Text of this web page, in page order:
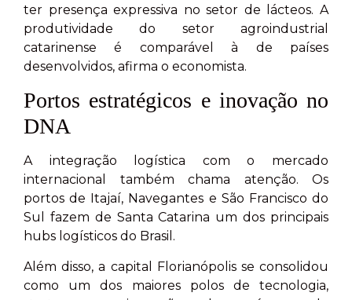
ter presença expressiva no setor de lácteos. A
produtividade do setor agroindustrial
catarinense é comparável à de países
desenvolvidos, afirma o economista.
Portos estratégicos e inovação no
DNA
A integração logística com o mercado
internacional também chama atenção. Os
portos de Itajaí, Navegantes e São Francisco do
Sul fazem de Santa Catarina um dos principais
hubs logísticos do Brasil.
Além disso, a capital Florianópolis se consolidou
como um dos maiores polos de tecnologia,